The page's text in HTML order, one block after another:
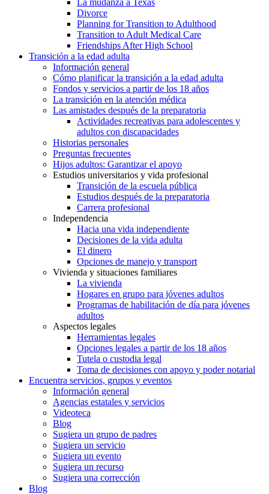
Divorce
Planning for Transition to Adulthood
Transition to Adult Medical Care
Friendships After High School
Transición a la edad adulta
Información general
Cómo planificar la transición a la edad adulta
Fondos y servicios a partir de los 18 años
La transición en la atención médica
Las amistades después de la preparatoria
Actividades recreativas para adolescentes y
adultos con discapacidades
Historias personales
Preguntas frecuentes
Hijos adultos: Garantizar el apoyo
Estudios universitarios y vida profesional
Transición de la escuela pública
Estudios después de la preparatoria
Carrera profesional
Independencia
Hacia una vida independiente
Decisiones de la vida adulta
El dinero
Opciones de manejo y transport
Vivienda y situaciones familiares
La vivienda
Hogares en grupo para jóvenes adultos
Programas de habilitación de día para jóvenes
adultos
Aspectos legales
Herramientas legales
Opciones legales a partir de los 18 años
Tutela o custodia legal
Toma de decisiones con apoyo y poder notarial
Encuentra servicios, grupos y eventos
Información general
Agencias estatales y servicios
Videoteca
Blog
Sugiera un grupo de padres
Sugiera un servicio
Sugiera un evento
Sugiera un recurso
Sugiera una corrección
Blog